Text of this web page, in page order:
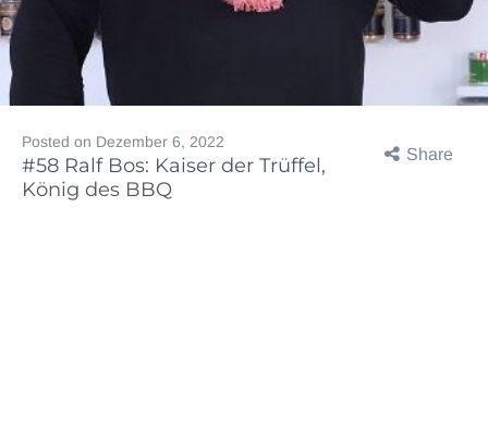
Share
Posted on Dezember 6, 2022
#58 Ralf Bos: Kaiser der Trüffel,
König des BBQ